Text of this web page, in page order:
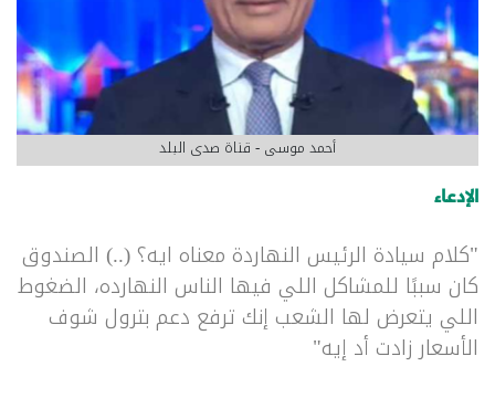
أحمد موسى - قناة صدى البلد
الإدعاء
"كلام سيادة الرئيس النهاردة معناه ايه؟ (..) الصندوق
كان سببًا للمشاكل اللي فيها الناس النهارده، الضغوط
اللي يتعرض لها الشعب إنك ترفع دعم بترول شوف
الأسعار زادت أد إيه"